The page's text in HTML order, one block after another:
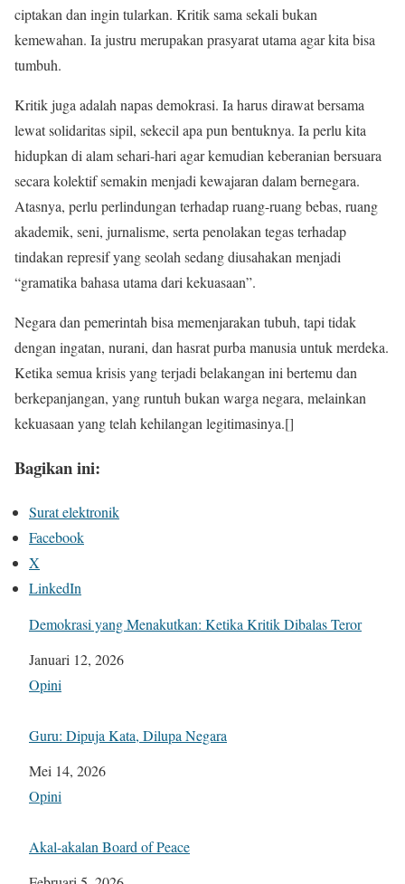
ciptakan dan ingin tularkan. Kritik sama sekali bukan
kemewahan. Ia justru merupakan prasyarat utama agar kita bisa
tumbuh.
Kritik juga adalah napas demokrasi. Ia harus dirawat bersama
lewat solidaritas sipil, sekecil apa pun bentuknya. Ia perlu kita
hidupkan di alam sehari-hari agar kemudian keberanian bersuara
secara kolektif semakin menjadi kewajaran dalam bernegara.
Atasnya, perlu perlindungan terhadap ruang-ruang bebas, ruang
akademik, seni, jurnalisme, serta penolakan tegas terhadap
tindakan represif yang seolah sedang diusahakan menjadi
“gramatika bahasa utama dari kekuasaan”.
Negara dan pemerintah bisa memenjarakan tubuh, tapi tidak
dengan ingatan, nurani, dan hasrat purba manusia untuk merdeka.
Ketika semua krisis yang terjadi belakangan ini bertemu dan
berkepanjangan, yang runtuh bukan warga negara, melainkan
kekuasaan yang telah kehilangan legitimasinya.[]
Bagikan ini:
Surat elektronik
Facebook
X
LinkedIn
Demokrasi yang Menakutkan: Ketika Kritik Dibalas Teror
Tanggal
Januari 12, 2026
Sehubungan dengan
Opini
Guru: Dipuja Kata, Dilupa Negara
Tanggal
Mei 14, 2026
Sehubungan dengan
Opini
Akal-akalan Board of Peace